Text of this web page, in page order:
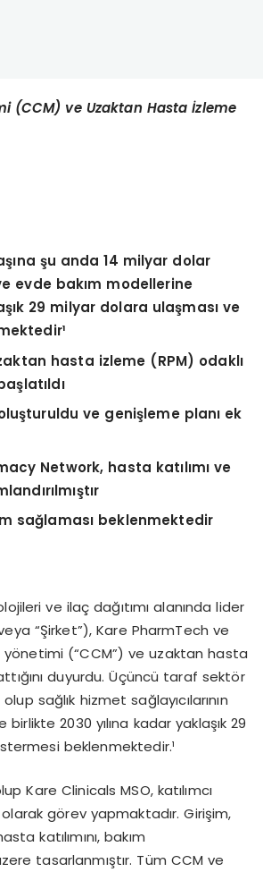
(CCM) ve Uzaktan Hasta İzleme
şu anda 14 milyar dolar
evde bakım modellerine
29 milyar dolara ulaşması ve
hasta izleme (RPM) odaklı
ve genişleme planı ek
Network, hasta katılımı ve
sağlaması beklenmektedir
ve ilaç dağıtımı alanında lider
“Şirket”), Kare PharmTech ve
yönetimi (“CCM”) ve uzaktan hasta
duyurdu. Üçüncü taraf sektör
sağlık hizmet sağlayıcılarının
2030 yılına kadar yaklaşık 29
beklenmektedir.¹
Kare Clinicals MSO, katılımcı
görev yapmaktadır. Girişim,
katılımını, bakım
tasarlanmıştır. Tüm CCM ve